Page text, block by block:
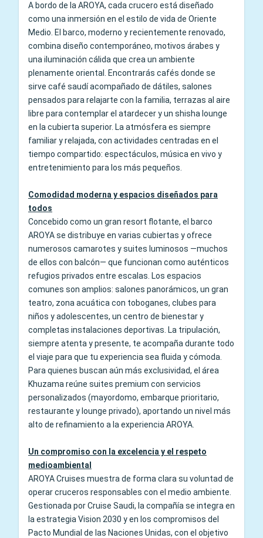
A bordo de la AROYA, cada crucero está diseñado
como una inmersión en el estilo de vida de Oriente
Medio. El barco, moderno y recientemente renovado,
combina diseño contemporáneo, motivos árabes y
una iluminación cálida que crea un ambiente
plenamente oriental. Encontrarás cafés donde se
sirve café saudí acompañado de dátiles, salones
pensados para relajarte con la familia, terrazas al aire
libre para contemplar el atardecer y un shisha lounge
en la cubierta superior. La atmósfera es siempre
familiar y relajada, con actividades centradas en el
tiempo compartido: espectáculos, música en vivo y
entretenimiento para los más pequeños.
Comodidad moderna y espacios diseñados para
todos
Concebido como un gran resort flotante, el barco
AROYA se distribuye en varias cubiertas y ofrece
numerosos camarotes y suites luminosos —muchos
de ellos con balcón— que funcionan como auténticos
refugios privados entre escalas. Los espacios
comunes son amplios: salones panorámicos, un gran
teatro, zona acuática con toboganes, clubes para
niños y adolescentes, un centro de bienestar y
completas instalaciones deportivas. La tripulación,
siempre atenta y presente, te acompaña durante todo
el viaje para que tu experiencia sea fluida y cómoda.
Para quienes buscan aún más exclusividad, el área
Khuzama reúne suites premium con servicios
personalizados (mayordomo, embarque prioritario,
restaurante y lounge privado), aportando un nivel más
alto de refinamiento a la experiencia AROYA.
Un compromiso con la excelencia y el respeto
medioambiental
AROYA Cruises muestra de forma clara su voluntad de
operar cruceros responsables con el medio ambiente.
Gestionada por Cruise Saudi, la compañía se integra en
la estrategia Vision 2030 y en los compromisos del
Pacto Mundial de las Naciones Unidas, con el objetivo